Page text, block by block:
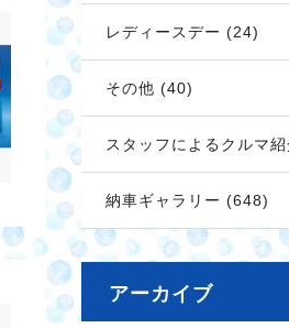
レディースデー (24)
その他 (40)
スタッフによるクルマ
納車ギャラリー (648)
アーカイブ